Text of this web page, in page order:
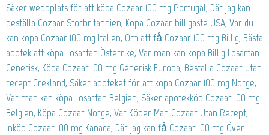
Säker webbplats för att köpa Cozaar 100 mg Portugal, Där jag kan
beställa Cozaar Storbritannien, Köpa Cozaar billigaste USA, Var du
kan köpa Cozaar 100 mg Italien, Om att få Cozaar 100 mg Billig, Bästa
apotek att köpa Losartan Österrike, Var man kan köpa Billig Losartan
Generisk, Köpa Cozaar 100 mg Generisk Europa, Beställa Cozaar utan
recept Grekland, Säker apoteket för att köpa Cozaar 100 mg Norge,
Var man kan köpa Losartan Belgien, Säker apotekköp Cozaar 100 mg
Belgien, Köpa Cozaar Norge, Var Köper Man Cozaar Utan Recept,
Inköp Cozaar 100 mg Kanada, Där jag kan få Cozaar 100 mg Över